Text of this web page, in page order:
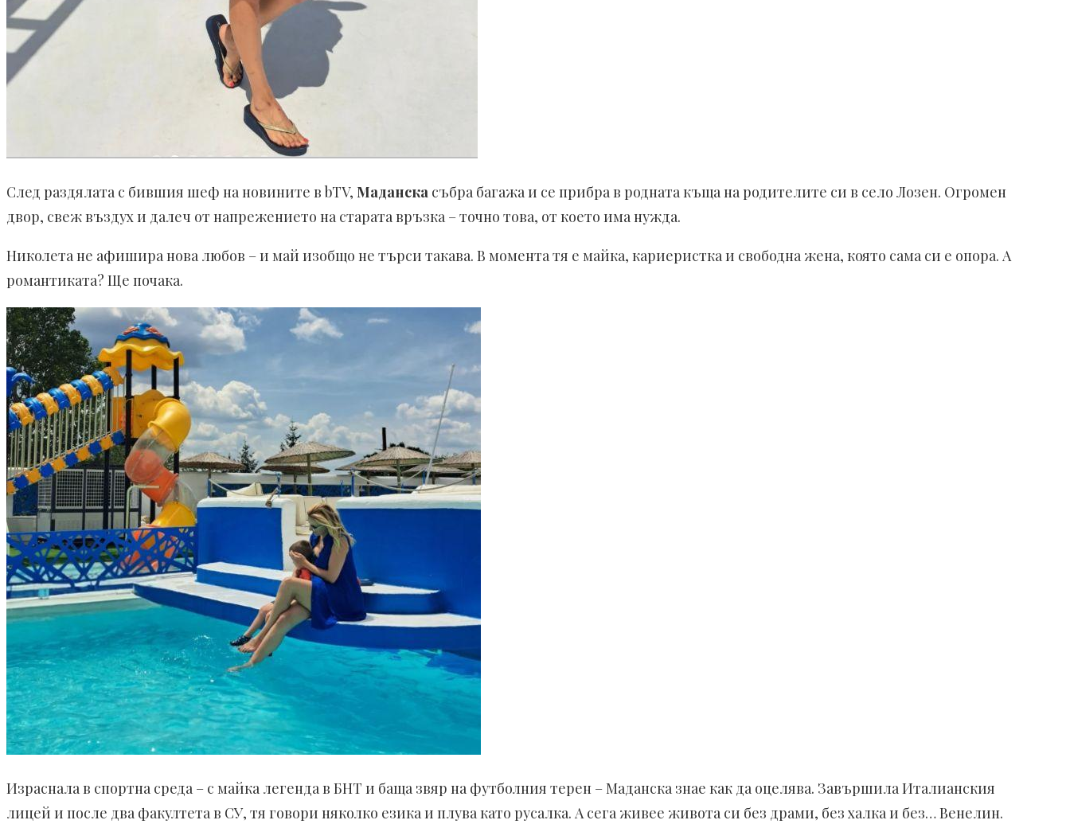
След раздялата с бившия шеф на новините в bTV, Маданска събра багажа и се прибра в родната къща на родителите си в село Лозен. Огромен
двор, свеж въздух и далеч от напрежението на старата връзка – точно това, от което има нужда.
Николета не афишира нова любов – и май изобщо не търси такава. В момента тя е майка, кариеристка и свободна жена, която сама си е опора. А
романтиката? Ще почака.
Израснала в спортна среда – с майка легенда в БНТ и баща звяр на футболния терен – Маданска знае как да оцелява. Завършила Италианския
лицей и после два факултета в СУ, тя говори няколко езика и плува като русалка. А сега живее живота си без драми, без халка и без… Венелин.